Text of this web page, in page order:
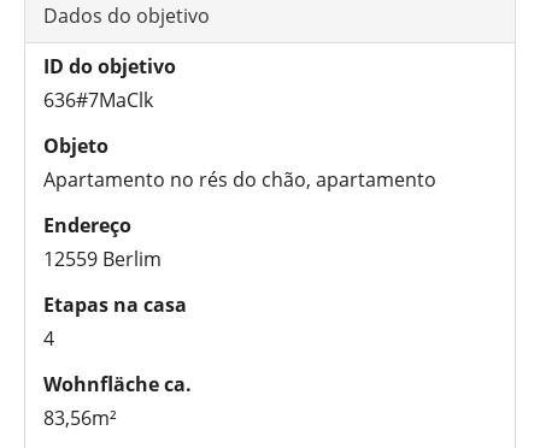
Dados do objetivo
ID do objetivo
636#7MaClk
Objeto
Apartamento no rés do chão, apartamento
Endereço
12559 Berlim
Etapas na casa
4
Wohnfläche ca.
83,56m²